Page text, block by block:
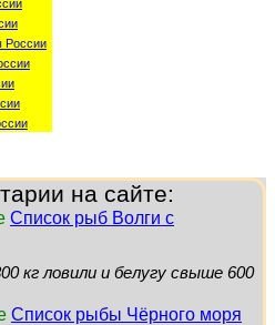
России
на сайте:
Список рыб Волги с
кг ловили и белугу свыше 600
Список рыбы Чёрного моря